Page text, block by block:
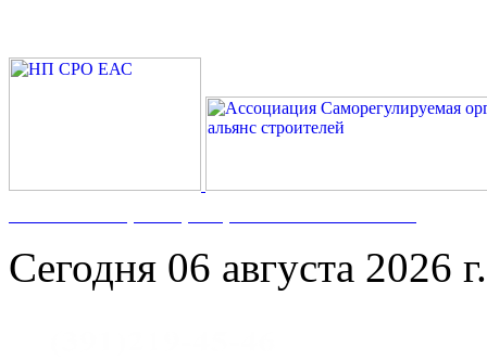
Сегодня 06 августа 2026 г.